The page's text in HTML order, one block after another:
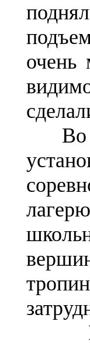
очень
Во
По